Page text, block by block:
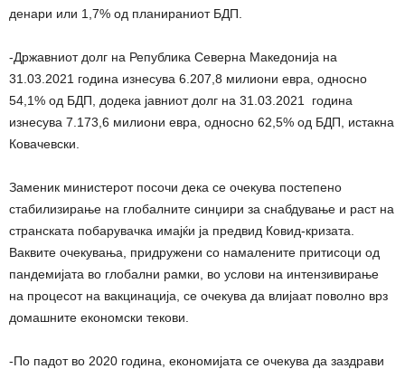
денари или 1,7% од планираниот БДП.
-Државниот долг на Република Северна Македонија на
31.03.2021 година изнесува 6.207,8 милиони евра, односно
54,1% од БДП, додека јавниот долг на 31.03.2021 година
изнесува 7.173,6 милиони евра, односно 62,5% од БДП, истакна
Ковачевски.
Заменик министерот посочи дека се очекува постепено
стабилизирање на глобалните синџири за снабдување и раст на
странската побарувачка имајќи ја предвид Ковид-кризата.
Ваквите очекувања, придружени со намалените притисоци од
пандемијата во глобални рамки, во услови на интензивирање
на процесот на вакцинација, се очекува да влијаат поволно врз
домашните економски текови.
-По падот во 2020 година, економијата се очекува да заздрави